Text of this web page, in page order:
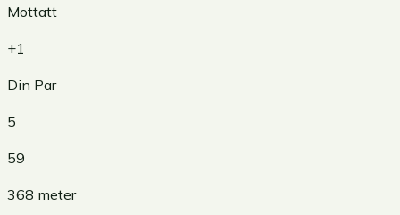
Mottatt
+1
Din Par
5
59
368 meter